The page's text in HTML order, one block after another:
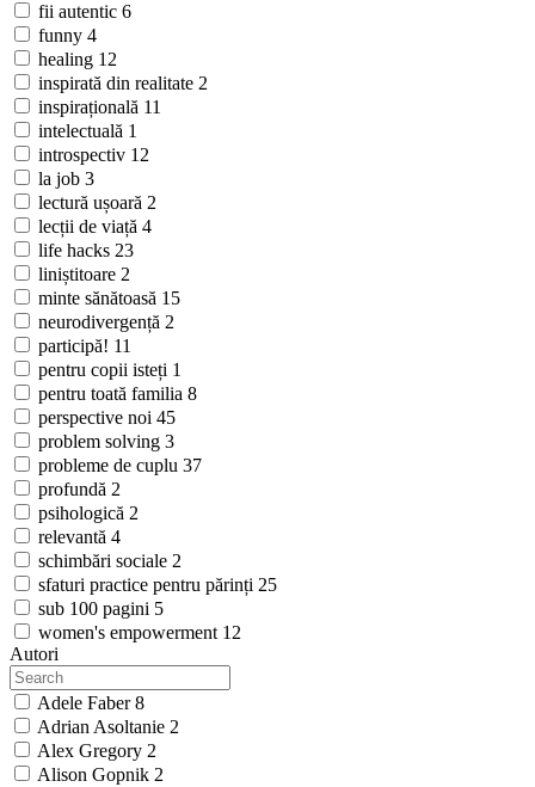
fii autentic 6
funny 4
healing 12
inspirată din realitate 2
inspirațională 11
intelectuală 1
introspectiv 12
la job 3
lectură ușoară 2
lecții de viață 4
life hacks 23
liniștitoare 2
minte sănătoasă 15
neurodivergență 2
participă! 11
pentru copii isteți 1
pentru toată familia 8
perspective noi 45
problem solving 3
probleme de cuplu 37
profundă 2
psihologică 2
relevantă 4
schimbări sociale 2
sfaturi practice pentru părinți 25
sub 100 pagini 5
women's empowerment 12
Autori
Adele Faber8
Adrian Asoltanie 2
Alex Gregory 2
Alison Gopnik 2